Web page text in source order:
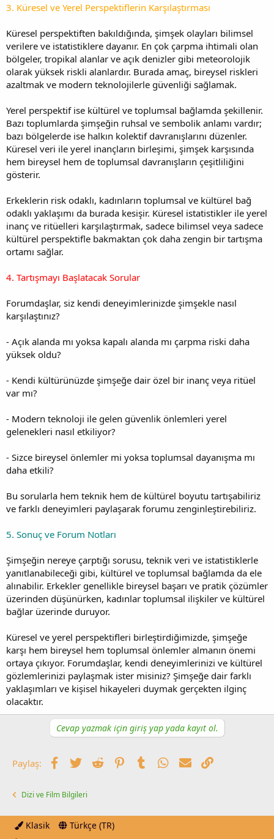
3. Küresel ve Yerel Perspektiflerin Karşılaştırması
Küresel perspektiften bakıldığında, şimşek olayları bilimsel
verilere ve istatistiklere dayanır. En çok çarpma ihtimali olan
bölgeler, tropikal alanlar ve açık denizler gibi meteorolojik
olarak yüksek riskli alanlardır. Burada amaç, bireysel riskleri
azaltmak ve modern teknolojilerle güvenliği sağlamak.
Yerel perspektif ise kültürel ve toplumsal bağlamda şekillenir.
Bazı toplumlarda şimşeğin ruhsal ve sembolik anlamı vardır;
bazı bölgelerde ise halkın kolektif davranışlarını düzenler.
Küresel veri ile yerel inançların birleşimi, şimşek karşısında
hem bireysel hem de toplumsal davranışların çeşitliliğini
gösterir.
Erkeklerin risk odaklı, kadınların toplumsal ve kültürel bağ
odaklı yaklaşımı da burada kesişir. Küresel istatistikler ile yerel
inanç ve ritüelleri karşılaştırmak, sadece bilimsel veya sadece
kültürel perspektifle bakmaktan çok daha zengin bir tartışma
ortamı sağlar.
4. Tartışmayı Başlatacak Sorular
Forumdaşlar, siz kendi deneyimlerinizde şimşekle nasıl
karşılaştınız?
- Açık alanda mı yoksa kapalı alanda mı çarpma riski daha
yüksek oldu?
- Kendi kültürünüzde şimşeğe dair özel bir inanç veya ritüel
var mı?
- Modern teknoloji ile gelen güvenlik önlemleri yerel
gelenekleri nasıl etkiliyor?
- Sizce bireysel önlemler mi yoksa toplumsal dayanışma mı
daha etkili?
Bu sorularla hem teknik hem de kültürel boyutu tartışabiliriz
ve farklı deneyimleri paylaşarak forumu zenginleştirebiliriz.
5. Sonuç ve Forum Notları
Şimşeğin nereye çarptığı sorusu, teknik veri ve istatistiklerle
yanıtlanabileceği gibi, kültürel ve toplumsal bağlamda da ele
alınabilir. Erkekler genellikle bireysel başarı ve pratik çözümler
üzerinden düşünürken, kadınlar toplumsal ilişkiler ve kültürel
bağlar üzerinde duruyor.
Küresel ve yerel perspektifleri birleştirdiğimizde, şimşeğe
karşı hem bireysel hem toplumsal önlemler almanın önemi
ortaya çıkıyor. Forumdaşlar, kendi deneyimlerinizi ve kültürel
gözlemlerinizi paylaşmak ister misiniz? Şimşeğe dair farklı
yaklaşımları ve kişisel hikayeleri duymak gerçekten ilginç
olacaktır.
Cevap yazmak için giriş yap yada kayıt ol.
Paylaş: Facebook
TwitterReddit PinterestTumblrWhatsApp
E-postaLink
Dizi ve Film Bilgileri
Klasik
Türkçe (TR)